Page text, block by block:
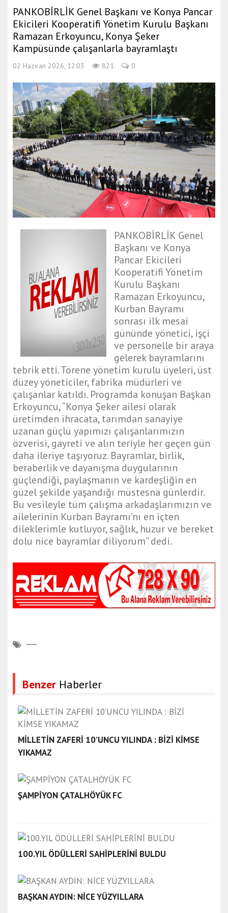
PANKOBİRLİK Genel Başkanı ve Konya Pancar
Ekicileri Kooperatifi Yönetim Kurulu Başkanı
Ramazan Erkoyuncu, Konya Şeker
Kampüsünde çalışanlarla bayramlaştı
02 Haziran 2026, 12:03 821 0
PANKOBİRLİK Genel
Başkanı ve Konya
Pancar Ekicileri
Kooperatifi Yönetim
Kurulu Başkanı
Ramazan Erkoyuncu,
Kurban Bayramı
sonrası ilk mesai
gününde yönetici, işçi
ve personelle bir araya
gelerek bayramlarını
tebrik etti. Törene yönetim kurulu üyeleri, üst
düzey yöneticiler, fabrika müdürleri ve
çalışanlar katıldı. Programda konuşan Başkan
Erkoyuncu, “Konya Şeker ailesi olarak
üretimden ihracata, tarımdan sanayiye
uzanan güçlü yapımızı çalışanlarımızın
özverisi, gayreti ve alın teriyle her geçen gün
daha ileriye taşıyoruz. Bayramlar, birlik,
beraberlik ve dayanışma duygularının
güçlendiği, paylaşmanın ve kardeşliğin en
güzel şekilde yaşandığı müstesna günlerdir.
Bu vesileyle tüm çalışma arkadaşlarımızın ve
ailelerinin Kurban Bayramı’nı en içten
dileklerimle kutluyor, sağlık, huzur ve bereket
dolu nice bayramlar diliyorum” dedi.
Benzer Haberler
MİLLETİN ZAFERİ 10’UNCU YILINDA : BİZİ KİMSE
YIKAMAZ
ŞAMPİYON ÇATALHÖYÜK FC
100.YIL ÖDÜLLERİ SAHİPLERİNİ BULDU
BAŞKAN AYDIN: NİCE YÜZYILLARA